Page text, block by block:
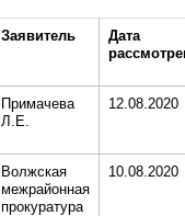
Заявитель
Дата
Примачева
Л.Е.
12.08.2020
Волжская
межрайонная
прокуратура
10.08.2020